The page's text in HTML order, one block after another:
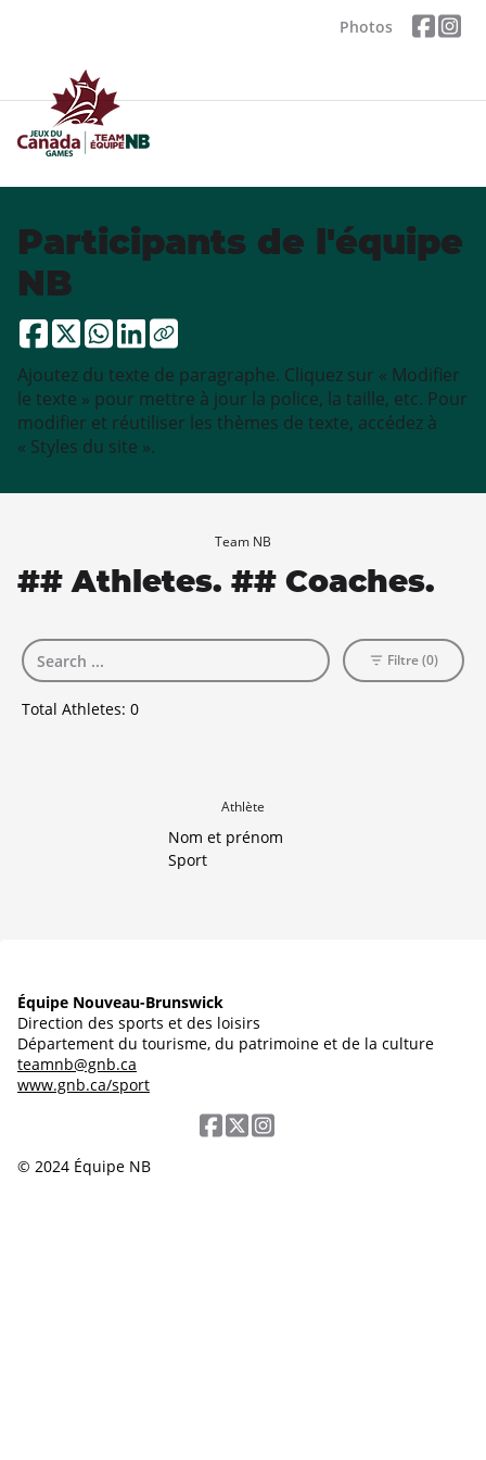
Photos
Participants de l'équipe
NB
Ajoutez du texte de paragraphe. Cliquez sur « Modifier
le texte » pour mettre à jour la police, la taille, etc. Pour
modifier et réutiliser les thèmes de texte, accédez à
« Styles du site ».
Team NB
## Athletes. ## Coaches.
Total Athletes: 0
Filtre (0)
Athlète
Nom et prénom
Sport
Équipe Nouveau-Brunswick
Direction des sports et des loisirs
Département du tourisme, du patrimoine et de la culture
teamnb@gnb.ca
www.gnb.ca/sport
© 2024 Équipe NB